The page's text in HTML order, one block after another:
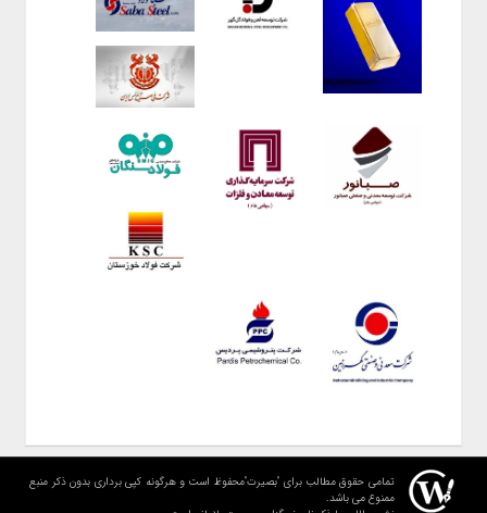
تمامی حقوق مطالب برای "بصیرت"محفوظ است و هرگونه کپی برداری بدون ذکر منبع
ممنوع می باشد.